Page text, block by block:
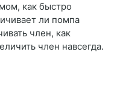
как быстро
ли помпа
член, как
член навсегда.